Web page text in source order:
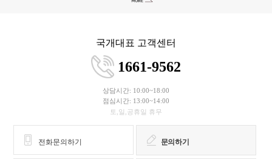
국개대표 고객센터
1661-9562
상담시간: 10:00~18:00
점심시간: 13:00~14:00
토,일,공휴일 휴무
전화문의하기 문의하기